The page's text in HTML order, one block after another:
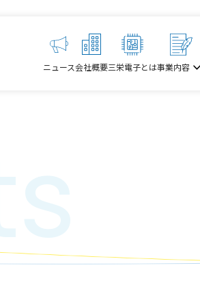
ニュース会社概要三栄電子とは事業内容